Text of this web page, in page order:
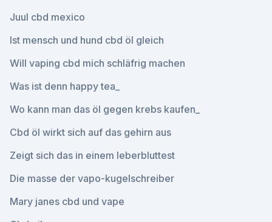
Juul cbd mexico
Ist mensch und hund cbd öl gleich
Will vaping cbd mich schläfrig machen
Was ist denn happy tea_
Wo kann man das öl gegen krebs kaufen_
Cbd öl wirkt sich auf das gehirn aus
Zeigt sich das in einem leberbluttest
Die masse der vapo-kugelschreiber
Mary janes cbd und vape